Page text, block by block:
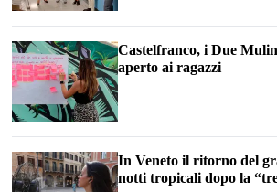
Castelfranco, i Due
aperto ai ragazzi
In Veneto il ritorno del
notti tropicali dopo la